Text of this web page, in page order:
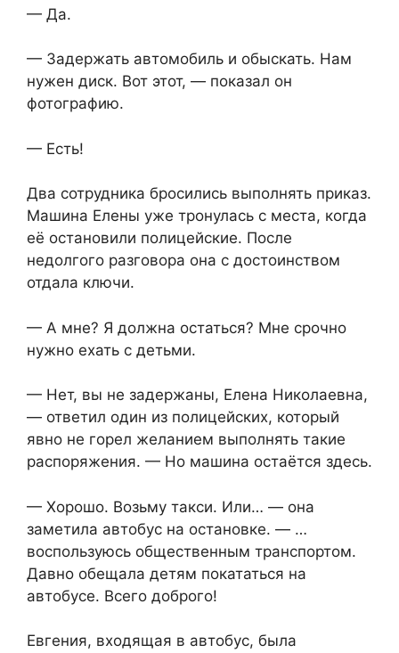
— Да.
— Задержать автомобиль и обыскать. Нам
нужен диск. Вот этот, — показал он
фотографию.
— Есть!
Два сотрудника бросились выполнять приказ.
Машина Елены уже тронулась с места, когда
её остановили полицейские. После
недолгого разговора она с достоинством
отдала ключи.
— А мне? Я должна остаться? Мне срочно
нужно ехать с детьми.
— Нет, вы не задержаны, Елена Николаевна,
— ответил один из полицейских, который
явно не горел желанием выполнять такие
распоряжения. — Но машина остаётся здесь.
— Хорошо. Возьму такси. Или… — она
заметила автобус на остановке. — …
воспользуюсь общественным транспортом.
Давно обещала детям покататься на
автобусе. Всего доброго!
Евгения, входящая в автобус, была